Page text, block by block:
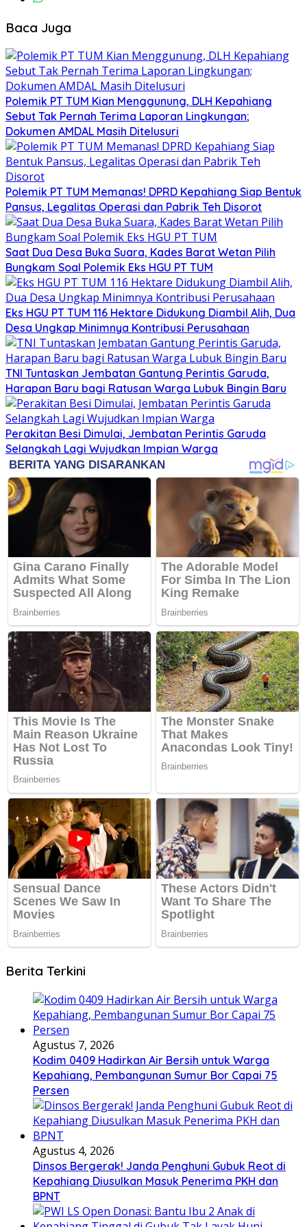
Baca Juga
Polemik PT TUM Kian Menggunung, DLH Kepahiang
Sebut Tak Pernah Terima Laporan Lingkungan;
Dokumen AMDAL Masih Ditelusuri
Polemik PT TUM Memanas! DPRD Kepahiang Siap Bentuk
Pansus, Legalitas Operasi dan Pabrik Teh Disorot
Saat Dua Desa Buka Suara, Kades Barat Wetan Pilih
Bungkam Soal Polemik Eks HGU PT TUM
Eks HGU PT TUM 116 Hektare Didukung Diambil Alih, Dua
Desa Ungkap Minimnya Kontribusi Perusahaan
TNI Tuntaskan Jembatan Gantung Perintis Garuda,
Harapan Baru bagi Ratusan Warga Lubuk Bingin Baru
Perakitan Besi Dimulai, Jembatan Perintis Garuda
Selangkah Lagi Wujudkan Impian Warga
Berita Terkini
Agustus 7, 2026
Kodim 0409 Hadirkan Air Bersih untuk Warga
Kepahiang, Pembangunan Sumur Bor Capai 75
Persen
Agustus 4, 2026
Dinsos Bergerak! Janda Penghuni Gubuk Reot di
Kepahiang Diusulkan Masuk Penerima PKH dan
BPNT